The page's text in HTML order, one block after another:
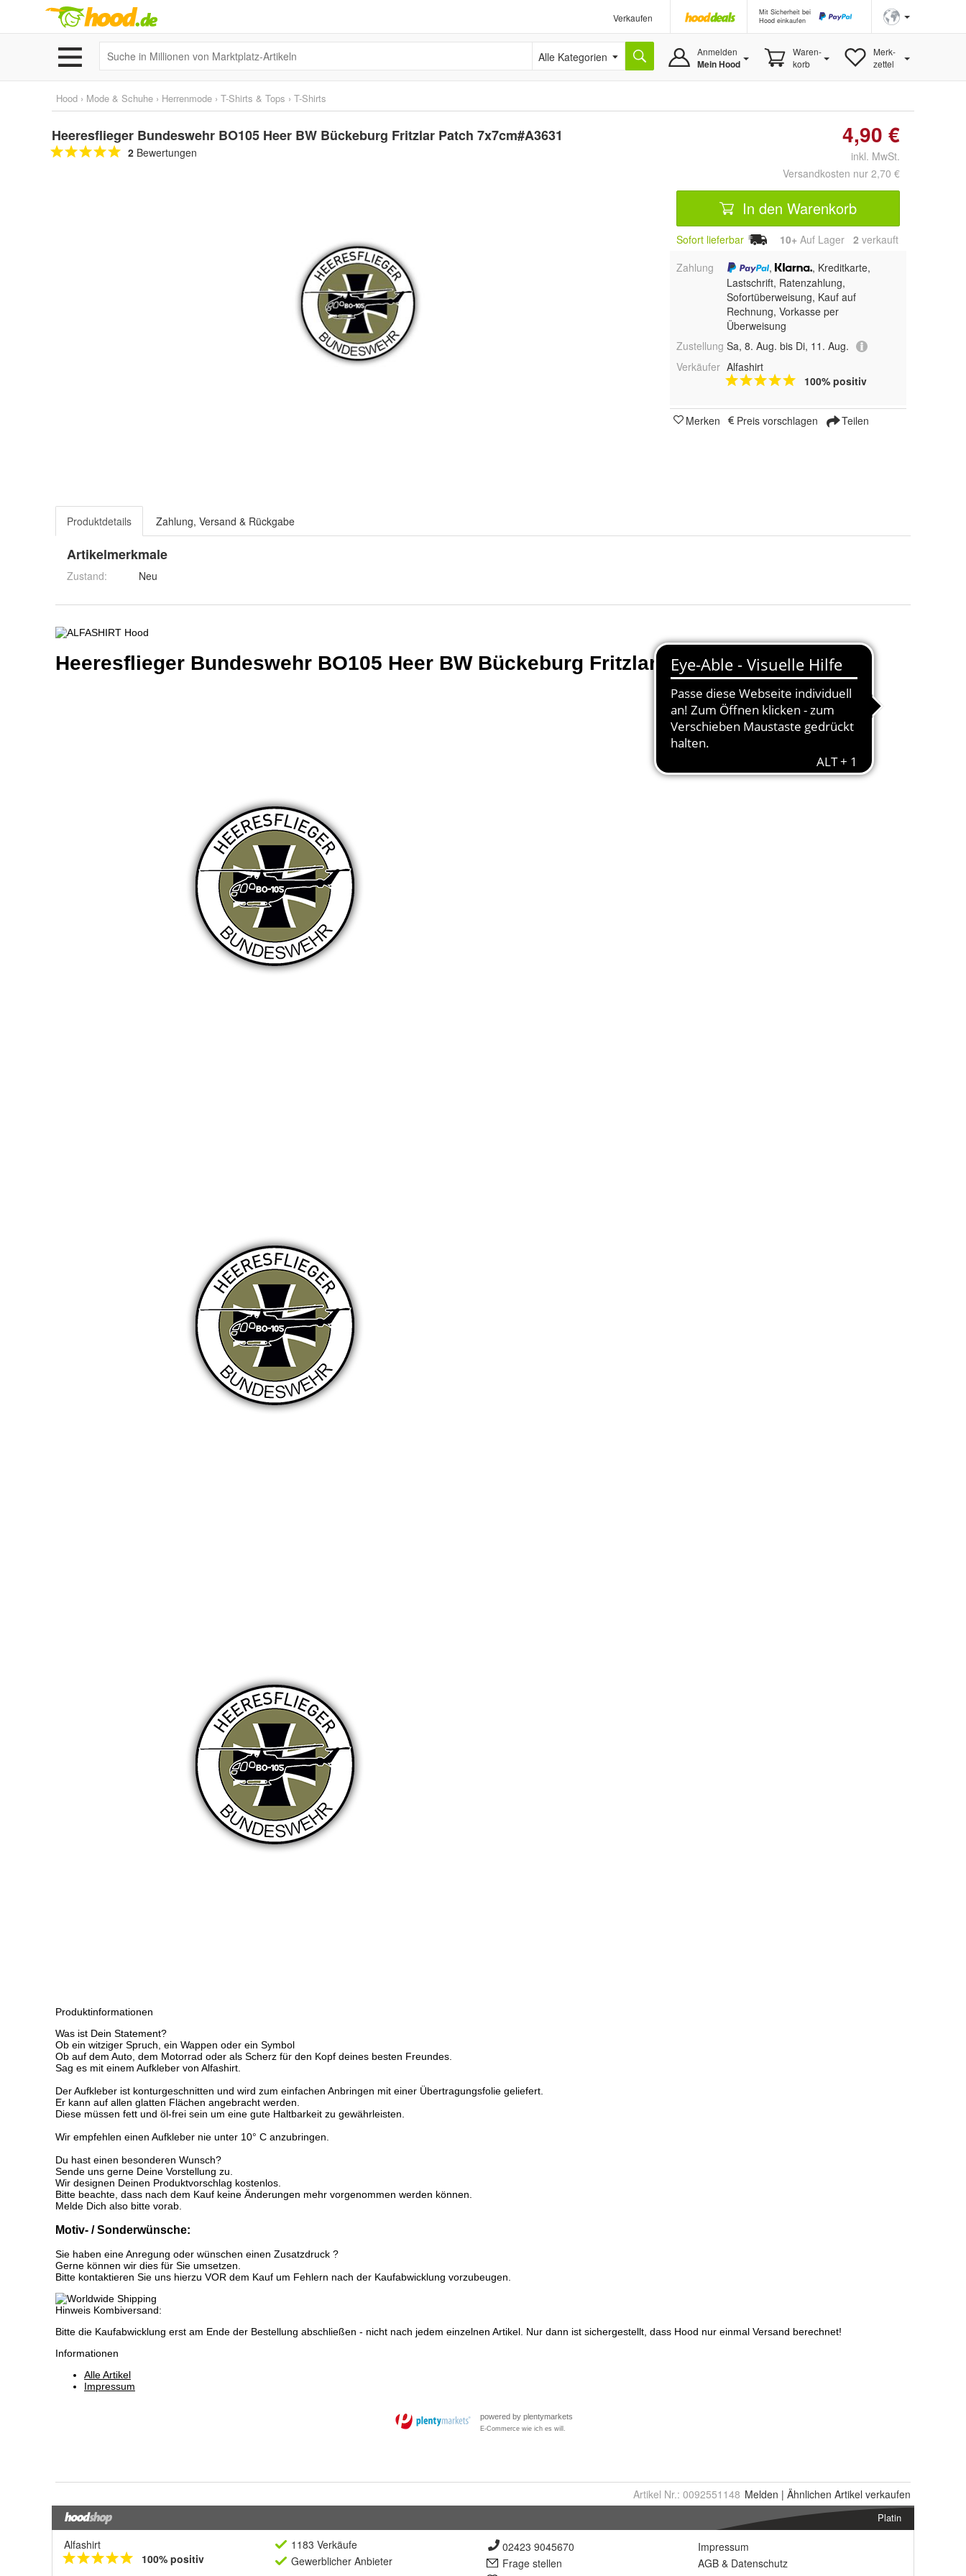
Verkaufen
Mit Sicherheit bei
Hood einkaufen
Alle Kategorien Anmelden
Mein Hood
Waren-
korb
Merk-
zettel
Hood › Mode & Schuhe › Herrenmode › T-Shirts & Tops › T-Shirts
Heeresflieger Bundeswehr BO105 Heer BW Bückeburg Fritzlar Patch 7x7cm#A3631
2 Bewertungen
4,90 €
inkl. MwSt.
Versandkosten nur 2,70 €
In den Warenkorb
Sofort lieferbar 10+ Auf Lager 2 verkauft
Zahlung
,
, Kreditkarte,
Lastschrift, Ratenzahlung,
Sofortüberweisung, Kauf auf
Rechnung, Vorkasse per
Überweisung
Zustellung Sa, 8. Aug. bis Di, 11. Aug.
Verkäufer Alfashirt
100% positiv
Merken Preis vorschlagen Teilen
Produktdetails Zahlung, Versand & Rückgabe
Artikelmerkmale
Zustand: Neu
Artikel Nr.: 0092551148 Melden | Ähnlichen Artikel verkaufen
Platin
Alfashirt
100% positiv
1183 Verkäufe
Gewerblicher Anbieter
02423 9045670
Frage stellen
Impressum
AGB & Datenschutz